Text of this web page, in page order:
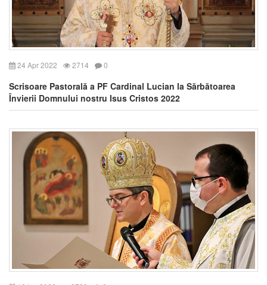
24 Apr 2022 2714 0
Scrisoare Pastorală a PF Cardinal Lucian la Sărbătoarea
Învierii Domnului nostru Isus Cristos 2022